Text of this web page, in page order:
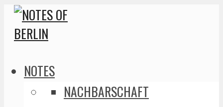
NOTES
NACHBARSCHAFT